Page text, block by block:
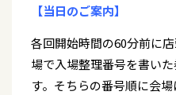
【当日のご案内】
各回開始時間の60分前に
場で入場整理番号を書い
す。そちらの番号順に会